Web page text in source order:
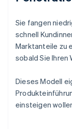
Sie fangen
schnell
Marktanteile zu
sobald Sie Ihren
Dieses Modell
einsteigen